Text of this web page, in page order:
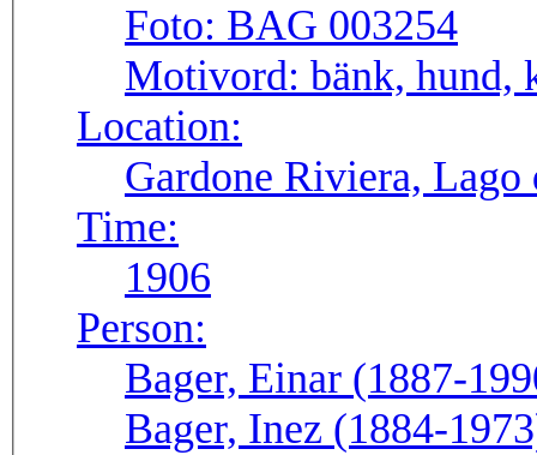
Foto: BAG 003254
Motivord: bänk, hund,
Location:
Gardone Riviera,
Time:
1906
Person:
Bager, Einar (1887-
Bager, Inez (1884-